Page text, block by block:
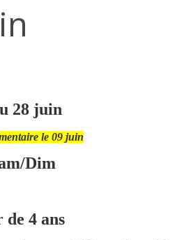
28 juin
le 09 juin
Dim
4 ans